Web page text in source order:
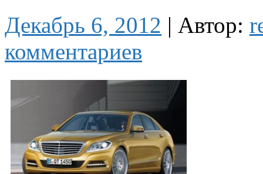
Декабрь 6, 2012 | Автор:
комментариев